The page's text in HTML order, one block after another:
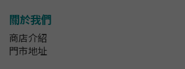
關於我們
商店介紹
門市地址